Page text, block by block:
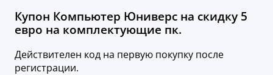
Купон Компьютер Юниверс на скидку 5
евро на комплектующие пк.
Действителен код на первую покупку после
регистрации.